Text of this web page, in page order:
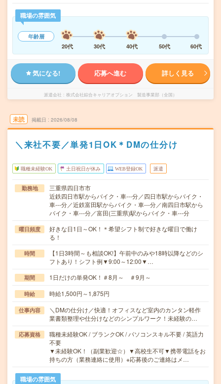
職場の雰囲気
年齢層
20代
30代 40代 50代 60代
気になる! 応募へ進む 詳しく見る
派遣会社 株式会社綜合キャリアオプション 製造事業部（全国）
未読 掲載日 2026/08/08
＼来社不要／単発1日OK＊DMの仕分け
職種未経験OK 土日祝日が休み WEB登録OK 派遣
勤務地
三重県四日市市
近鉄四日市駅からバイク・車---分／四日市駅からバイク・
車---分／近鉄富田駅からバイク・車---分／南四日市駅から
バイク・車---分／富田(三重県)駅からバイク・車---分
曜日頻度
好きな日1日～OK！＊希望シフト制で好きな曜日で働け
る！
時間
【1日3時間～も相談OK!】午前中のみや18時以降などのシ
フトあり！シフト例▼9:00～12:00▼…
期間 1日だけの単発OK！＃8月～ ＃9月～
時給 時給1,500円～1,875円
仕事内容
＼DMの仕分け／快適！オフィスなど室内のカンタン軽作
業書類整理や仕分けなどのシンプルワーク！未経験の…
応募資格
職種未経験OK / ブランクOK / パソコンスキル不要 / 英語力
不要
▼未経験OK！（副業歓迎☆）▼高校生不可▼携帯電話をお
持ちの方（業務連絡に使用）※応募後のご連絡はメ…
職場の雰囲気